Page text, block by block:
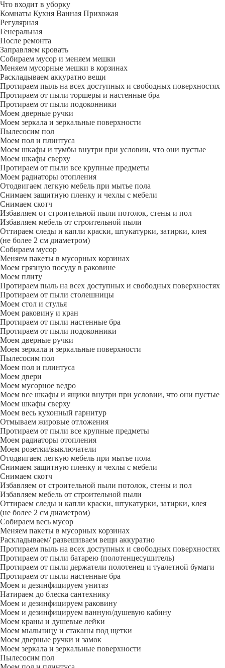
Что входит в уборку
Регу­лярная
Гене­ральная
После ремонта
Заправляем кровать
Собираем мусор и меняем мешки
Меняем мусорные мешки в корзинах
Раскладываем аккуратно вещи
Протираем пыль на всех доступных и свободных поверхностях
Протираем от пыли торшеры и настенные бра
Протираем от пыли подоконники
Моем дверные ручки
Моем зеркала и зеркальные поверхности
Пылесосим пол
Моем пол и плинтуса
Моем шкафы и тумбы внутри при условии, что они пустые
Моем шкафы сверху
Протираем от пыли все крупные предметы
Моем радиаторы отопления
Отодвигаем легкую мебель при мытье пола
Снимаем защитную пленку и чехлы с мебели
Снимаем скотч
Избавляем от строительной пыли потолок, стены и пол
Избавляем мебель от строительной пыли
Оттираем следы и капли краски, штукатурки, затирки, клея
(не более 2 см диаметром)
Собираем мусор
Меняем пакеты в мусорных корзинах
Моем грязную посуду в раковине
Моем плиту
Протираем пыль на всех доступных и свободных поверхностях
Протираем от пыли столешницы
Моем стол и стулья
Моем раковину и кран
Протираем от пыли настенные бра
Протираем от пыли подоконники
Моем дверные ручки
Моем зеркала и зеркальные поверхности
Пылесосим пол
Моем пол и плинтуса
Моем двери
Моем мусорное ведро
Моем все шкафы и ящики внутри при условии, что они пустые
Моем шкафы сверху
Моем весь кухонный гарнитур
Отмываем жировые отложения
Протираем от пыли все крупные предметы
Моем радиаторы отопления
Моем розетки/выключатели
Отодвигаем легкую мебель при мытье пола
Снимаем защитную пленку и чехлы с мебели
Снимаем скотч
Избавляем от строительной пыли потолок, стены и пол
Избавляем мебель от строительной пыли
Оттираем следы и капли краски, штукатурки, затирки, клея
(не более 2 см диаметром)
Собираем весь мусор
Меняем пакеты в мусорных корзинах
Раскладываем/ развешиваем вещи аккуратно
Протираем пыль на всех доступных и свободных поверхностях
Протираем от пыли батарею (полотенцесушитель)
Протираем от пыли держатели полотенец и туалетной бумаги
Протираем от пыли настенные бра
Моем и дезинфицируем унитаз
Натираем до блеска сантехнику
Моем и дезинфицируем раковину
Моем и дезинфицируем ванную/душевую кабину
Моем краны и душевые лейки
Моем мыльницу и стаканы под щетки
Моем дверные ручки и замок
Моем зеркала и зеркальные поверхности
Пылесосим пол